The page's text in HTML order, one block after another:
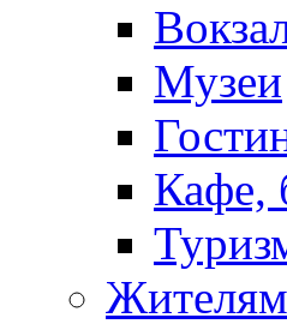
Музеи
Кафе,
Жителям